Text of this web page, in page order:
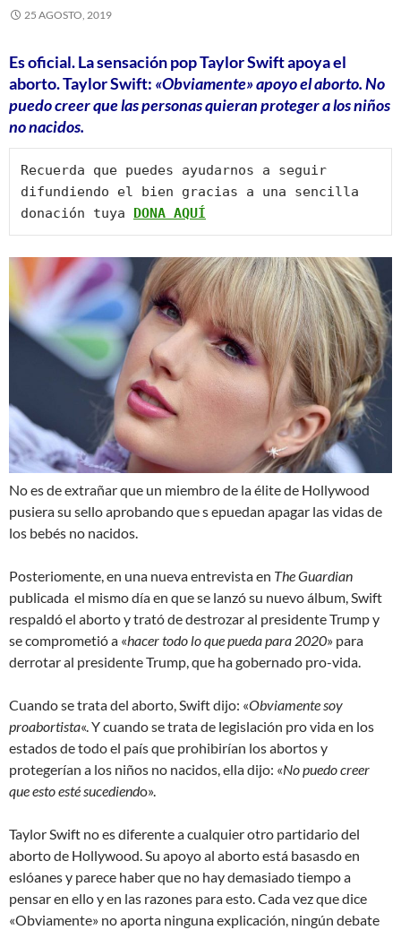
25 AGOSTO, 2019
Es oficial. La sensación pop Taylor Swift apoya el
aborto. Taylor Swift: «Obviamente» apoyo el aborto. No
puedo creer que las personas quieran proteger a los niños
no nacidos.
Recuerda que puedes ayudarnos a seguir
difundiendo el bien gracias a una sencilla
donación tuya
DONA AQUÍ
No es de extrañar que un miembro de la élite de Hollywood
pusiera su sello aprobando que s epuedan apagar las vidas de
los bebés no nacidos.
Posteriomente, en una nueva entrevista en The Guardian
publicada el mismo día en que se lanzó su nuevo álbum, Swift
respaldó el aborto y trató de destrozar al presidente Trump y
se comprometió a «hacer todo lo que pueda para 2020» para
derrotar al presidente Trump, que ha gobernado pro-vida.
Cuando se trata del aborto, Swift dijo: «Obviamente soy
proabortista«. Y cuando se trata de legislación pro vida en los
estados de todo el país que prohibirían los abortos y
protegerían a los niños no nacidos, ella dijo: «No puedo creer
que esto esté sucediendo».
Taylor Swift no es diferente a cualquier otro partidario del
aborto de Hollywood. Su apoyo al aborto está basasdo en
eslóanes y parece haber que no hay demasiado tiempo a
pensar en ello y en las razones para esto. Cada vez que dice
«Obviamente» no aporta ninguna explicación, ningún debate